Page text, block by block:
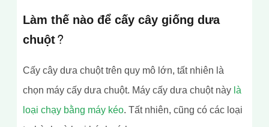
Làm thế nào để cấy cây giống dưa
chuột?
Cấy cây dưa chuột trên quy mô lớn, tất nhiên là
chọn máy cấy dưa chuột. Máy cấy dưa chuột nàylà
loại chạy bằng máy kéo. Tất nhiên, cũng có các loại